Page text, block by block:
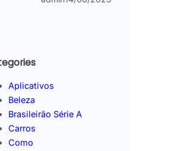
Aplicativos
Beleza
Brasileirão Série A
Carros
Como